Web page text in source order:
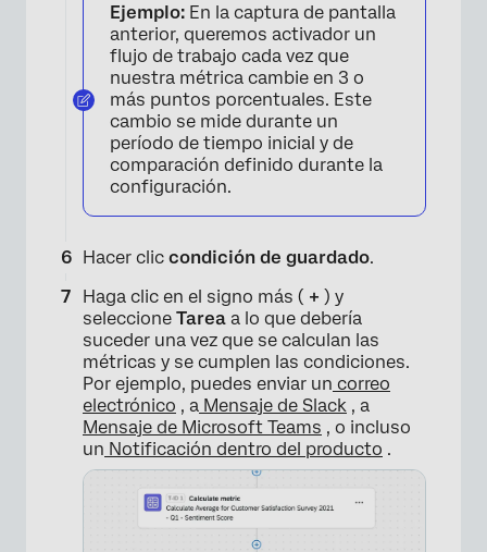
×
Ejemplo: En la captura de pantalla
anterior, queremos activador un
flujo de trabajo cada vez que
nuestra métrica cambie en 3 o
más puntos porcentuales. Este
cambio se mide durante un
período de tiempo inicial y de
comparación definido durante la
configuración.
Hacer clic condición de guardado.
Haga clic en el signo más ( + ) y
seleccione Tarea a lo que debería
suceder una vez que se calculan las
métricas y se cumplen las condiciones.
Por ejemplo, puedes enviar un correo
electrónico , a Mensaje de Slack , a
Mensaje de Microsoft Teams , o incluso
un Notificación dentro del producto .